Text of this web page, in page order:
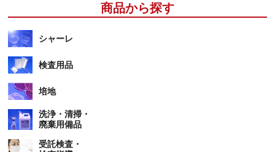
商品から探す
シャーレ
検査用品
培地
洗浄・清掃・
廃棄用備品
受託検査・